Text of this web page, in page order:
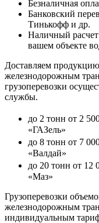
Безналичная
Банковский
Тинькофф и др.
Наличный расчет
вашем объекте
Доставляем
железнодорожным
грузоперевозки
службы.
до 2 тонн от 2
«ГАЗель»
до 8 тонн от 7
«Валдай»
до 20 тонн от 12
«Маз»
Грузоперевозки
железнодорожным
индивидуальным